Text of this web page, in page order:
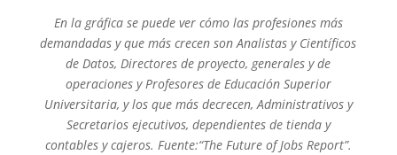
En la gráfica se puede ver cómo las profesiones más
demandadas y que más crecen son Analistas y Científicos
de Datos, Directores de proyecto, generales y de
operaciones y Profesores de Educación Superior
Universitaria, y los que más decrecen, Administrativos y
Secretarios ejecutivos, dependientes de tienda y
contables y cajeros. Fuente:“The Future of Jobs Report”.